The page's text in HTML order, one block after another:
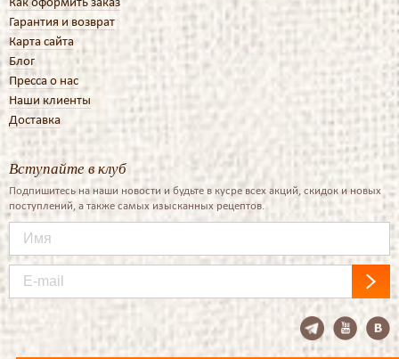
Гарантия и возврат
Карта сайта
Блог
Пресса о нас
Наши клиенты
Доставка
Вступайте в клуб
Подпишитесь на наши новости и будьте в кусре всех акций, скидок и новых
поступлений, а также самых изысканных рецептов.